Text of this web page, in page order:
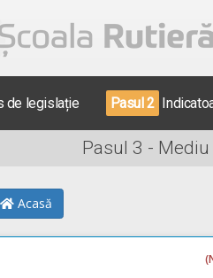
de legislație Pasul 2
Pasul 3 -
Acasă